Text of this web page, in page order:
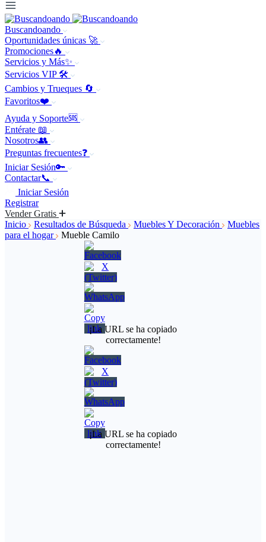
Buscandoando
Oportunidades únicas 🚀
Promociones🔥
Servicios y Más✨
Servicios VIP 🛠️
Cambios y Trueques 🔄
Favoritos❤️
Ayuda y Soporte🆘
Entérate 📖
Nosotros👥
Preguntas frecuentes❓
Iniciar Sesión🔑
Contactar📞
Iniciar Sesión
Registrar
Vender Gratis
Inicio
Resultados de Búsqueda Muebles Y Decoración
Muebles
para el hogar
Mueble Camilo
¡La URL se ha copiado
correctamente!
¡La URL se ha copiado
correctamente!